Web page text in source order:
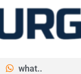
what..